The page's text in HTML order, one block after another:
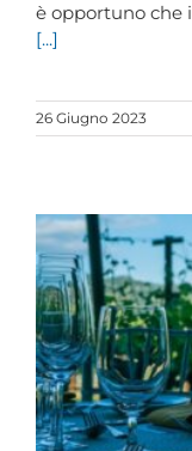
è opportuno che
[...]
26 Giugno 2023